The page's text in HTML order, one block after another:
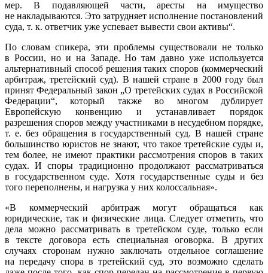
мер. В подавляющей части, аресты на имущество
не накладываются. Это затрудняет исполнение постановлений
суда, т. к. ответчик уже успевает вывести свои активы“.
По словам спикера, эти проблемы существовали не только
в России, но и на Западе. Но там давно уже используется
альтернативный способ решения таких споров (коммерческий
арбитраж, третейский суд). В нашей стране в 2000 году был
принят Федеральный закон „О третейских судах в Российской
Федерации“, который также во многом дублирует
Европейскую конвенцию и устанавливает порядок
разрешения споров между участниками в несудебном порядке,
т. е. без обращения в государственный суд. В нашей стране
большинство юристов не знают, что такое третейские суды и,
тем более, не имеют практики рассмотрения споров в таких
судах. И споры традиционно продолжают рассматриваться
в государственном суде. Хотя государственные суды и без
того переполнены, и нагрузка у них колоссальная».
«В коммерческий арбитраж могут обращаться как
юридические, так и физические лица. Следует отметить, что
дела можно рассматривать в третейском суде, только если
в тексте договора есть специальная оговорка. В других
случаях сторонам нужно заключать отдельное соглашение
на передачу спора в третейский суд, это возможно сделать